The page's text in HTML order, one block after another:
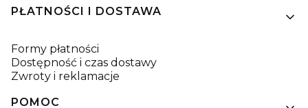
PŁATNOŚCI I DOSTAWA
Formy płatności
Dostępność i czas dostawy
Zwroty i reklamacje
POMOC